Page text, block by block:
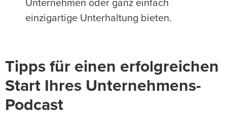
Unternehmen oder ganz einfach
einzigartige Unterhaltung bieten.
Tipps für einen erfolgreichen
Start Ihres Unternehmens-
Podcast